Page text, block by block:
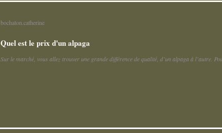
Quel est le prix d'un alpaga
Sur le marché, vous allez trouver une grande différence de qualité, d’un alpaga à l’autre.
bochaton.catherine